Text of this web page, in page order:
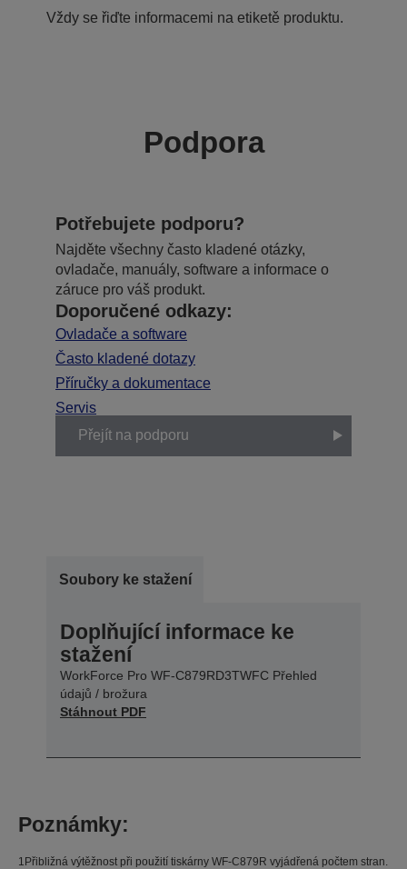
Vždy se řiďte informacemi na etiketě produktu.
Podpora
Potřebujete podporu?
Najděte všechny často kladené otázky,
ovladače, manuály, software a informace o
záruce pro váš produkt.
Doporučené odkazy:
Ovladače a software
Často kladené dotazy
Příručky a dokumentace
Servis
Přejít na podporu
Soubory ke stažení
Doplňující informace ke
stažení
WorkForce Pro WF-C879RD3TWFC Přehled
údajů / brožura
Stáhnout PDF
Poznámky:
1Přibližná výtěžnost při použití tiskárny WF-C879R vyjádřená počtem stran.